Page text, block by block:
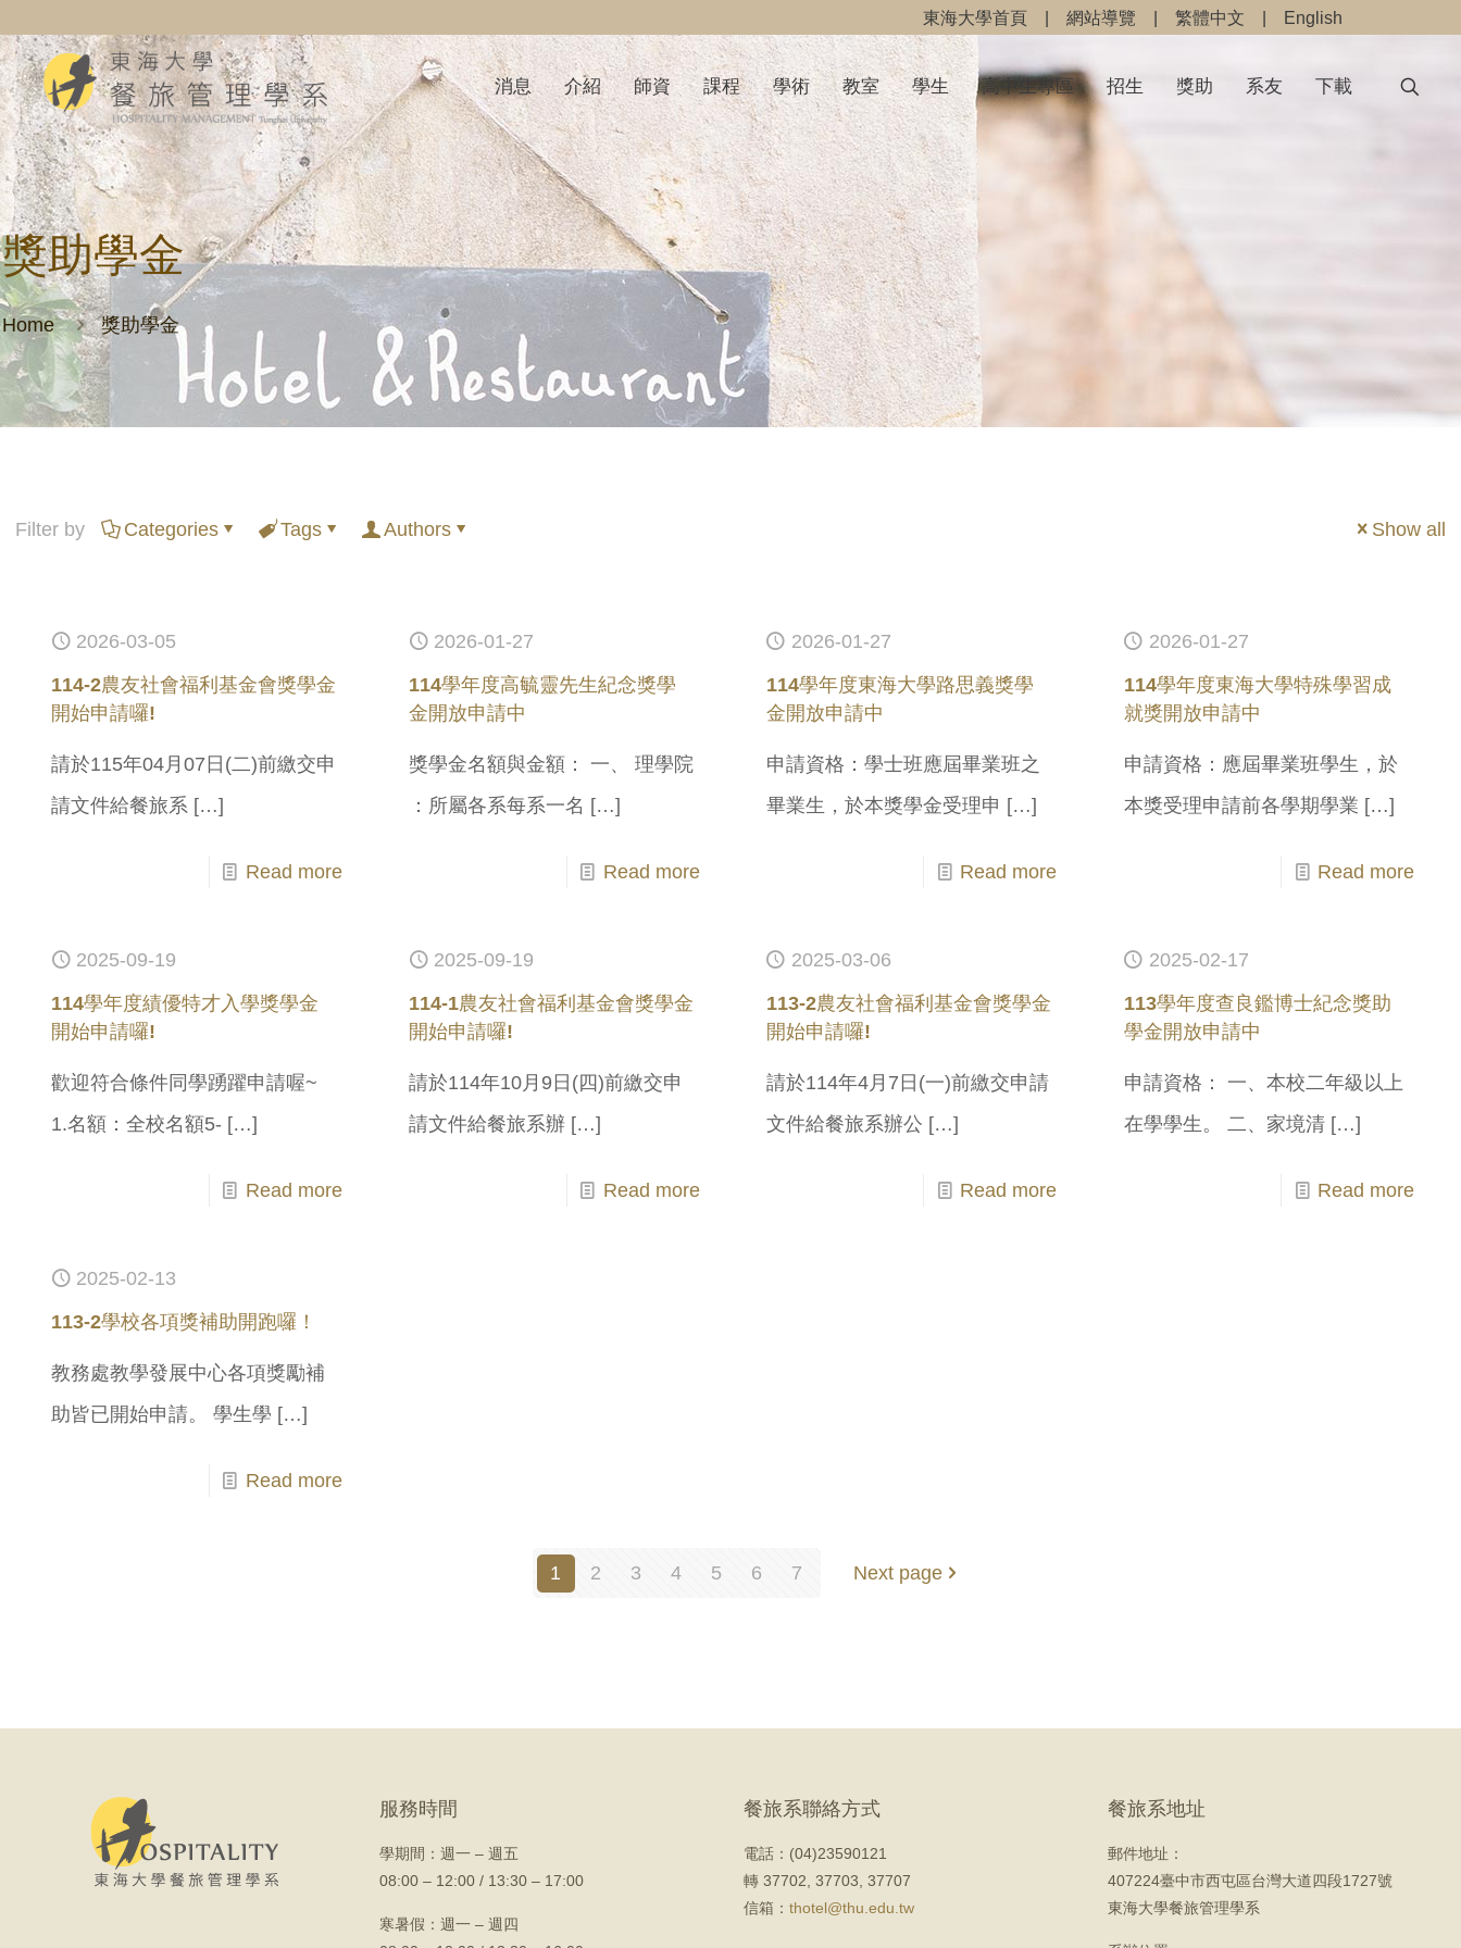
東海大學首頁 | 網站導覽 | 繁體中文 | English
消息 介紹 師資 課程 學術 教室 學生 高中生專區 招生 獎助 系友 下載
獎助學金
Home 獎助學金
Filter by Categories Tags Authors Show all
2026-03-05
114-2農友社會福利基金會獎學金
開始申請囉!
請於115年04月07日(二)前繳交申
請文件給餐旅系 […]
Read more
2026-01-27
114學年度高毓靈先生紀念獎學
金開放申請中
獎學金名額與金額： 一、 理學院
：所屬各系每系一名 […]
Read more
2026-01-27
114學年度東海大學路思義獎學
金開放申請中
申請資格：學士班應屆畢業班之
畢業生，於本獎學金受理申 […]
Read more
2026-01-27
114學年度東海大學特殊學習成
就獎開放申請中
申請資格：應屆畢業班學生，於
本獎受理申請前各學期學業 […]
Read more
2025-09-19
114學年度績優特才入學獎學金
開始申請囉!
歡迎符合條件同學踴躍申請喔~
1.名額：全校名額5- […]
Read more
2025-09-19
114-1農友社會福利基金會獎學金
開始申請囉!
請於114年10月9日(四)前繳交申
請文件給餐旅系辦 […]
Read more
2025-03-06
113-2農友社會福利基金會獎學金
開始申請囉!
請於114年4月7日(一)前繳交申請
文件給餐旅系辦公 […]
Read more
2025-02-17
113學年度查良鑑博士紀念獎助
學金開放申請中
申請資格： 一、本校二年級以上
在學學生。 二、家境清[…]
Read more
2025-02-13
113-2學校各項獎補助開跑囉！
教務處教學發展中心各項獎勵補
助皆已開始申請。 學生學 […]
Read more
1 2 3 4 5 6 7 Next page
服務時間
學期間： 週一 – 週五
08:00 – 12:00 / 13:30 – 17:00
寒暑假：週一 – 週四
餐旅系聯絡方式
電話：(04)23590121
轉 37702, 37703, 37707
信箱： thotel@thu.edu.tw
餐旅系地址
郵件地址：
407224臺中市西屯區台灣大道四段1727號
東海大學餐旅管理學系